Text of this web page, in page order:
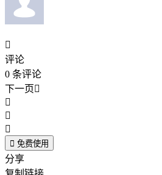

评论
0 条评论
下一页



 免费使用
分享